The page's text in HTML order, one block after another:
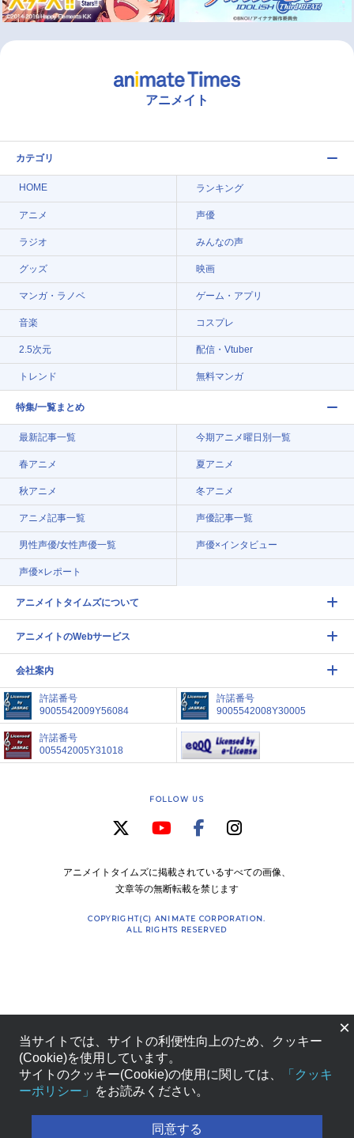
アニメイト
カテゴリ
HOME ランキング
アニメ 声優
ラジオ みんなの声
グッズ 映画
マンガ・ラノベ ゲーム・アプリ
音楽 コスプレ
2.5次元 配信・Vtuber
トレンド 無料マンガ
特集/一覧まとめ
最新記事一覧 今期アニメ曜日別一覧
春アニメ 夏アニメ
秋アニメ 冬アニメ
アニメ記事一覧 声優記事一覧
男性声優/女性声優一覧 声優×インタビュー
声優×レポート
アニメイトタイムズについて
アニメイトのWebサービス
会社案内
許諾番号
9005542009Y56084
許諾番号
9005542008Y30005
許諾番号
005542005Y31018
FOLLOW US
アニメイトタイムズに掲載されているすべての画像、
文章等の無断転載を禁じます
COPYRIGHT(C) ANIMATE CORPORATION.
ALL RIGHTS RESERVED
×
当サイトでは、サイトの利便性向上のため、クッキー
(Cookie)を使用しています。
サイトのクッキー(Cookie)の使用に関しては、
「クッキ
ーポリシー」
をお読みください。
同意する